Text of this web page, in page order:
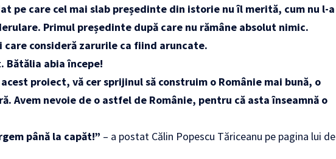
pe care cel mai slab președinte din istorie nu îl merită, cum nu l-a
Primul președinte după care nu rămâne absolut nimic.
care consideră zarurile ca fiind aruncate.
Bătălia abia începe!
proiect, vă cer sprijinul să construim o Românie mai bună, o
Avem nevoie de o astfel de Românie, pentru că asta înseamnă o
până la capăt!” – a postat Călin Popescu Tăriceanu pe pagina lui de